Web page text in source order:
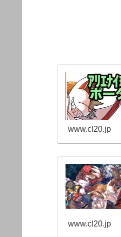
www.cl20.jp
www.cl20.jp